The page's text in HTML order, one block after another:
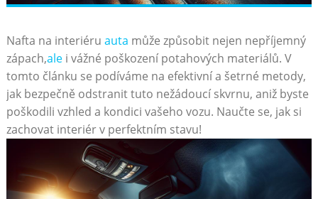
Nafta na interiéru auta může způsobit nejen nepříjemný
zápach,alei vážné poškození potahových materiálů. V
tomto článku se podíváme na efektivní a šetrné metody,
jak bezpečně odstranit tuto nežádoucí skvrnu, aniž byste
poškodili vzhled a kondici vašeho vozu. Naučte se, jak si
zachovat interiér v perfektním stavu!